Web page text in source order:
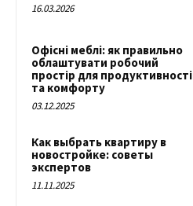
16.03.2026
Офісні меблі: як правильно
облаштувати робочий
простір для продуктивності
та комфорту
03.12.2025
Как выбрать квартиру в
новостройке: советы
экспертов
11.11.2025